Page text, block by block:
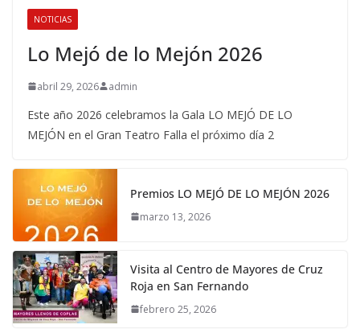
NOTICIAS
Lo Mejó de lo Mejón 2026
abril 29, 2026 admin
Este año 2026 celebramos la Gala LO MEJÓ DE LO
MEJÓN en el Gran Teatro Falla el próximo día 2
Premios LO MEJÓ DE LO MEJÓN 2026
marzo 13, 2026
Visita al Centro de Mayores de Cruz
Roja en San Fernando
febrero 25, 2026